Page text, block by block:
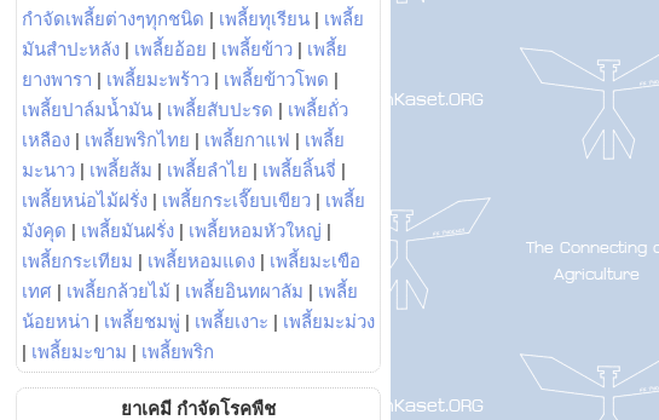
กำจัดเพลี้ยต่างๆทุกชนิด | เพลี้ยทุเรียน | เพลี้ย
มันสำปะหลัง | เพลี้ยอ้อย | เพลี้ยข้าว | เพลี้ย
ยางพารา | เพลี้ยมะพร้าว | เพลี้ยข้าวโพด |
เพลี้ยปาล์มน้ำมัน | เพลี้ยสับปะรด | เพลี้ยถั่ว
เหลือง | เพลี้ยพริกไทย | เพลี้ยกาแฟ | เพลี้ย
มะนาว | เพลี้ยส้ม | เพลี้ยลำไย | เพลี้ยลิ้นจี่ |
เพลี้ยหน่อไม้ฝรั่ง | เพลี้ยกระเจี๊ยบเขียว | เพลี้ย
มังคุด | เพลี้ยมันฝรั่ง | เพลี้ยหอมหัวใหญ่ |
เพลี้ยกระเทียม | เพลี้ยหอมแดง | เพลี้ยมะเขือ
เทศ | เพลี้ยกล้วยไม้ | เพลี้ยอินทผาลัม | เพลี้ย
น้อยหน่า | เพลี้ยชมพู่ | เพลี้ยเงาะ | เพลี้ยมะม่วง
| เพลี้ยมะขาม | เพลี้ยพริก
ยาเคมี กำจัดโรคพืช